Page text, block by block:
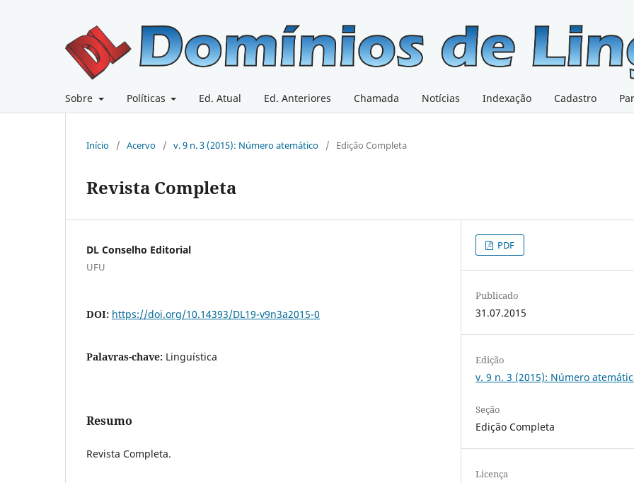
Sobre Políticas Ed. Atual Ed. Anteriores Chamada Notícias Indexação Cadastro
Início / Acervo / v. 9 n. 3 (2015): Número atemático / Edição Completa
Revista Completa
DL Conselho Editorial
UFU
DOI: https://doi.org/10.14393/DL19-v9n3a2015-0
Palavras-chave: Linguística
Resumo
Revista Completa.
PDF
Publicado
31.07.2015
Edição
v. 9 n. 3 (2015): Número
Seção
Edição Completa
Licença